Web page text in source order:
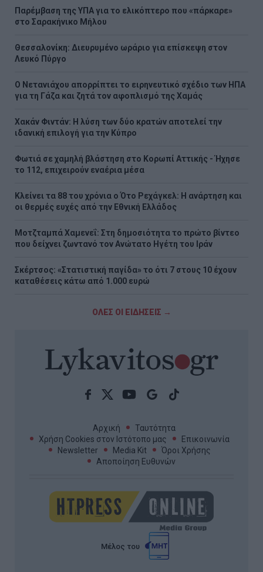
Παρέμβαση της ΥΠΑ για το ελικόπτερο που «πάρκαρε»
στο Σαρακήνικο Μήλου
Θεσσαλονίκη: Διευρυμένο ωράριο για επίσκεψη στον
Λευκό Πύργο
Ο Νετανιάχου απορρίπτει το ειρηνευτικό σχέδιο των ΗΠΑ
για τη Γάζα και ζητά τον αφοπλισμό της Χαμάς
Χακάν Φιντάν: Η λύση των δύο κρατών αποτελεί την
ιδανική επιλογή για την Κύπρο
Φωτιά σε χαμηλή βλάστηση στο Κορωπί Αττικής - Ήχησε
το 112, επιχειρούν εναέρια μέσα
Κλείνει τα 88 του χρόνια ο Ότο Ρεχάγκελ: Η ανάρτηση και
οι θερμές ευχές από την Εθνική Ελλάδος
Μοτζταμπά Χαμενεΐ: Στη δημοσιότητα το πρώτο βίντεο
που δείχνει ζωντανό τον Ανώτατο Ηγέτη του Ιράν
Σκέρτσος: «Στατιστική παγίδα» το ότι 7 στους 10 έχουν
καταθέσεις κάτω από 1.000 ευρώ
ΟΛΕΣ ΟΙ ΕΙΔΗΣΕΙΣ →
Αρχική
Ταυτότητα
Χρήση Cookies στον Ιστότοπο μας
Επικοινωνία
Newsletter
Media Kit
Όροι Χρήσης
Αποποίηση Ευθυνών
Μέλος του